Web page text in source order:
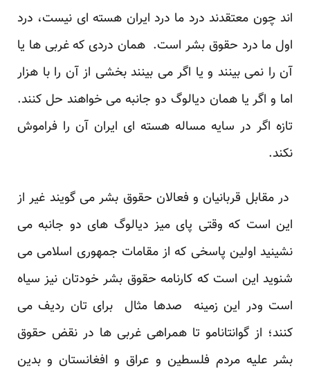
اند چون معتقدند درد ما درد ایران هسته ای نیست، درد
اول ما درد حقوق بشر است. همان دردی که غربی ها یا
آن را نمی بینند و یا اگر می بینند بخشی از آن را با هزار
اما و اگر یا همان دیالوگ دو جانبه می خواهند حل کنند.
تازه اگر در سایه مساله هسته ای ایران آن را فراموش
نکند.
در مقابل قربانیان و فعالان حقوق بشر می گویند غیر از
این است که وقتی پای میز دیالوگ های دو جانبه می
نشینید اولین پاسخی که از مقامات جمهوری اسلامی می
شنوید این است که کارنامه حقوق بشر خودتان نیز سیاه
است ودر این زمینه صدها مثال برای تان ردیف می
کنند؛ از گوانتانامو تا همراهی غربی ها در نقض حقوق
بشر علیه مردم فلسطین و عراق و افغانستان و بدین